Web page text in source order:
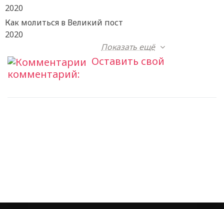
Как молиться в Великий пост
2020
Показать ещё
Оставить свой
комментарий: